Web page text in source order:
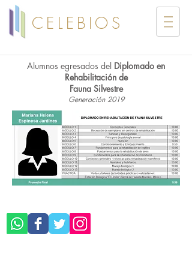
CELEBIOS
Alumnos egresados del Diplomado en
Rehabilitación de
Fauna Silvestre
Generación 2019